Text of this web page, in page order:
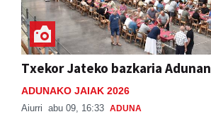
Txekor Jateko bazkaria Adunan
ADUNAKO JAIAK 2026
Aiurri abu 09, 16:33 ADUNA